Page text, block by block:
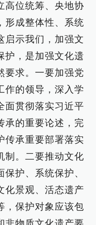
高位统筹、央地协
形成整体性、系统
启示我们，加强文
护，是加强文化遗
要求。一要加强党
作的领导，深入学
面贯彻落实习近平
承的重要论述，完
传承重要部署落实
制。二要推动文化
护、系统保护、
化景观、活态遗产
，保护对象应该包